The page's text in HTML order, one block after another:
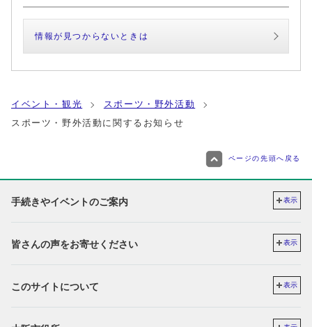
情報が見つからないときは
イベント・観光
スポーツ・野外活動
スポーツ・野外活動に関するお知らせ
ページの先頭へ戻る
手続きやイベントのご案内 表示
皆さんの声をお寄せください 表示
このサイトについて 表示